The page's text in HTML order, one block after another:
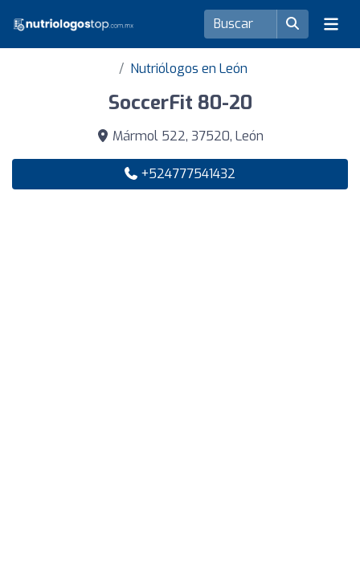
Nutriólogos en León
SoccerFit 80-20
Mármol 522, 37520, León
+524777541432